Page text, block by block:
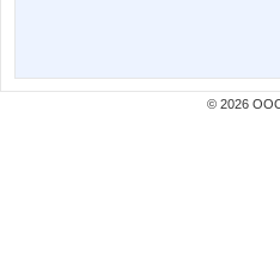
© 2026 ООО